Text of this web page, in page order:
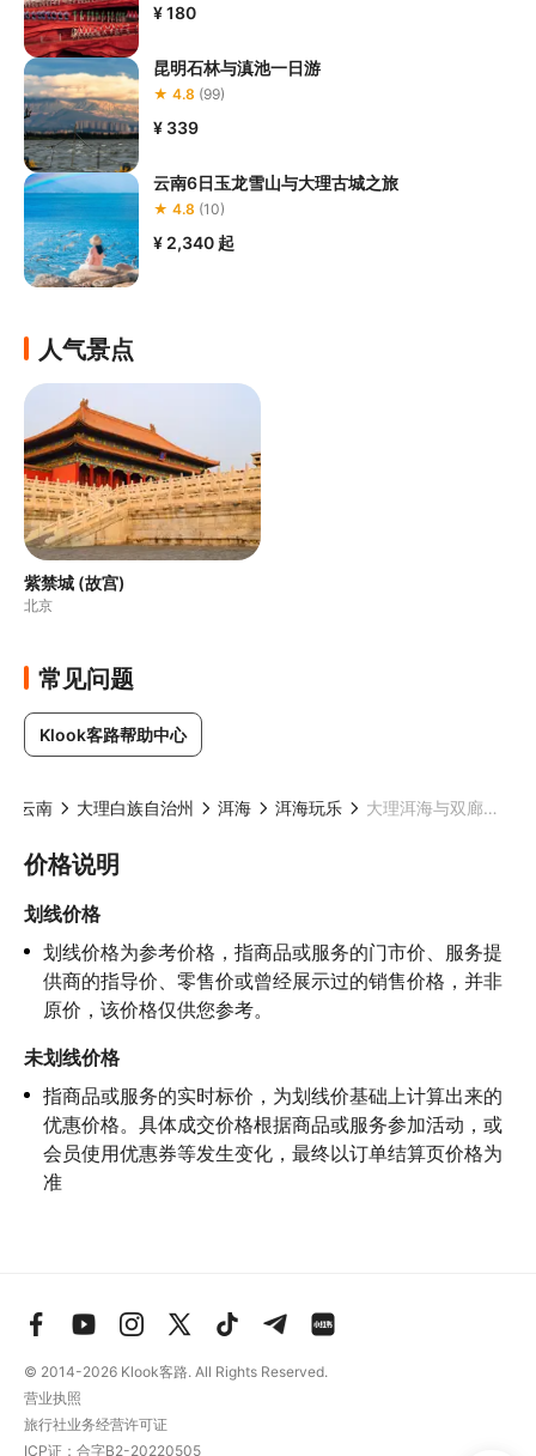
¥ 180
昆明石林与滇池一日游
★ 4.8 (99)
¥ 339
云南6日玉龙雪山与大理古城之旅
★ 4.8 (10)
¥ 2,340 起
人气景点
紫禁城 (故宫)
北京
常见问题
Klook客路帮助中心
云南 大理白族自治州 洱海 洱海玩乐 大理洱海与双廊一日游船之旅
价格说明
划线价格
划线价格为参考价格，指商品或服务的门市价、服务提
供商的指导价、零售价或曾经展示过的销售价格，并非
原价，该价格仅供您参考。
未划线价格
指商品或服务的实时标价，为划线价基础上计算出来的
优惠价格。具体成交价格根据商品或服务参加活动，或
会员使用优惠券等发生变化，最终以订单结算页价格为
准
© 2014-2026 Klook客路. All Rights Reserved.
营业执照
旅行社业务经营许可证
ICP证：合字B2-20220505